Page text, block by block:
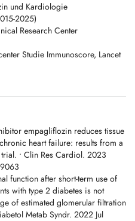
und Kardiologie
2025)
Research Center
Studie Immunoscore, Lancet
empagliflozin reduces tissue
heart failure: results from a
• Clin Res Cardiol. 2023
function after short-term use of
with type 2 diabetes is not
of estimated glomerular filtration
Metab Syndr. 2022 Jul